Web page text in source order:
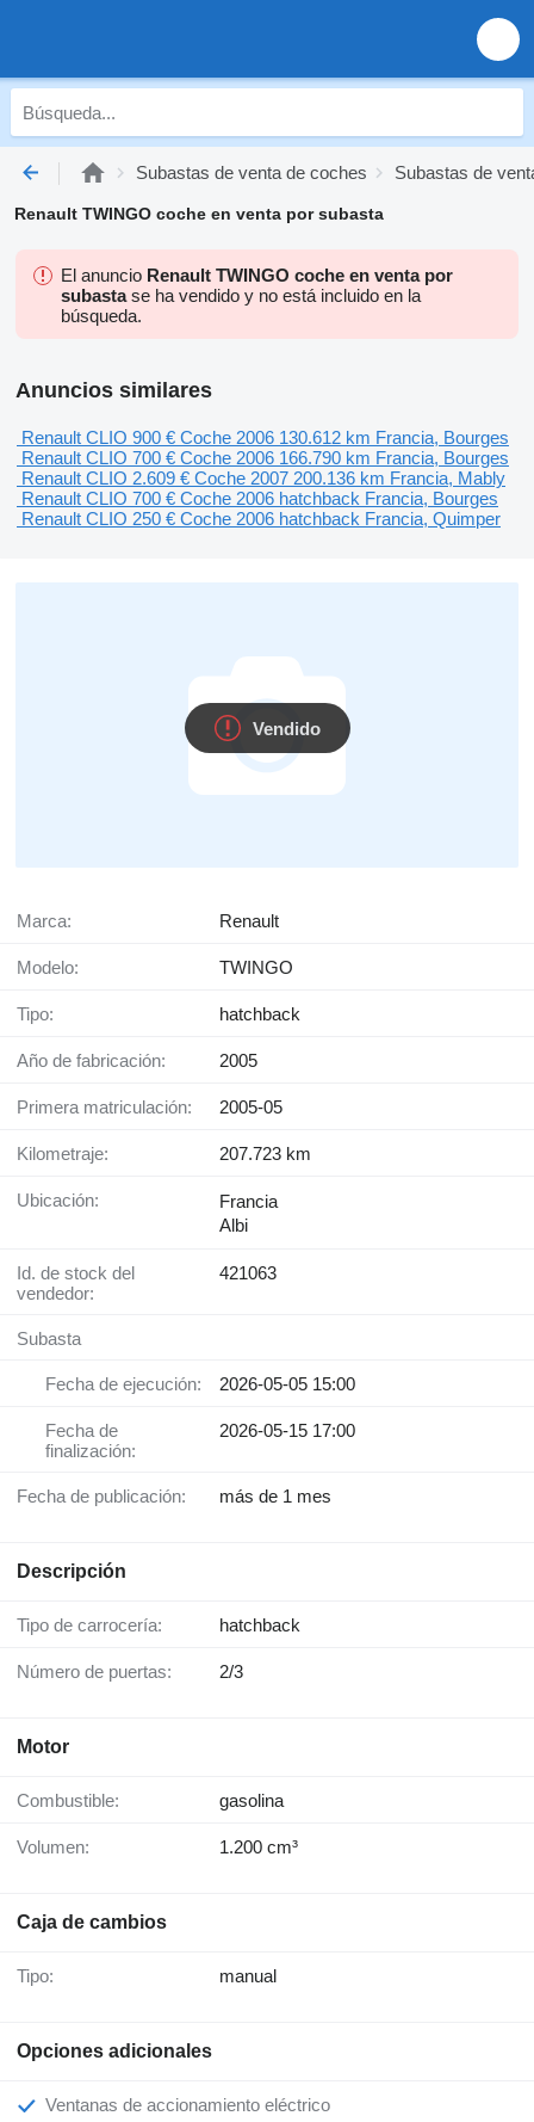
Subastas de venta de coches Subastas de
Renault TWINGO coche en venta por subasta
El anuncio Renault TWINGO coche en venta por
subastase ha vendido y no está incluido en la
búsqueda.
Anuncios similares
Renault CLIO 900 € Coche 2006 130.612 km Francia, Bourges
Renault CLIO 700 € Coche 2006 166.790 km Francia, Bourges
Renault CLIO 2.609 € Coche 2007 200.136 km Francia, Mably
Renault CLIO 700 € Coche 2006 hatchback Francia, Bourges
Renault CLIO 250 € Coche 2006 hatchback Francia, Quimper
Vendido
Marca: Renault
Modelo: TWINGO
Tipo: hatchback
Año de fabricación: 2005
Primera matriculación: 2005-05
Kilometraje: 207.723 km
Ubicación:
Francia
Albi
Id. de stock del
vendedor:
421063
Subasta
Fecha de ejecución: 2026-05-05 15:00
Fecha de
finalización:
2026-05-15 17:00
Fecha de publicación: más de 1 mes
Descripción
Tipo de carrocería: hatchback
Número de puertas: 2/3
Motor
Combustible: gasolina
Volumen: 1.200 cm³
Caja de cambios
Tipo: manual
Opciones adicionales
Ventanas de accionamiento eléctrico